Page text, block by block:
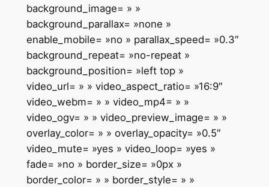
background_image= » »
background_parallax= »none »
enable_mobile= »no » parallax_speed= »0.3″
background_repeat= »no-repeat »
background_position= »left top »
video_url= » » video_aspect_ratio= »16:9″
video_webm= » » video_mp4= » »
video_ogv= » » video_preview_image= » »
overlay_color= » » overlay_opacity= »0.5″
video_mute= »yes » video_loop= »yes »
fade= »no » border_size= »0px »
border_color= » » border_style= » »